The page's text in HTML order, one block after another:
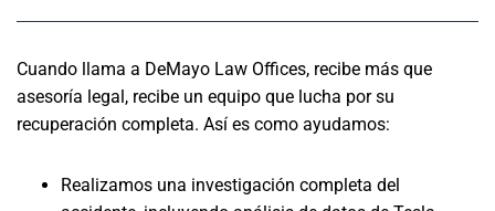
Cuando llama a DeMayo Law Offices, recibe más que
asesoría legal, recibe un equipo que lucha por su
recuperación completa. Así es como ayudamos:
Realizamos una investigación completa del